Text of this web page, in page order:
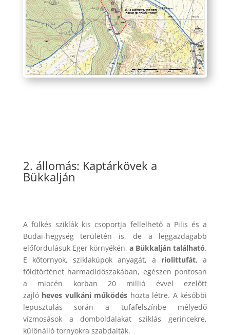
2. állomás: Kaptárkövek a
Bükkalján
A fülkés sziklák kis csoportja fellelhető a Pilis és a
Budai-hegység területén is, de a leggazdagabb
előfordulásuk Eger környékén,a Bükkalján található.
E kőtornyok, sziklakúpok anyagát, a riolittufát, a
földtörténet harmadidőszakában, egészen pontosan
a miocén korban 20 millió évvel ezelőtt
zajló heves vulkáni működés hozta létre. A későbbi
lepusztulás során a tufafelszínbe mélyedő
vízmosások a domboldalakat sziklás gerincekre,
különálló tornyokra szabdalták.